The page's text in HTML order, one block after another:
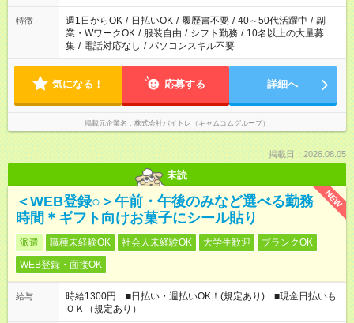
特徴 週1日からOK / 日払いOK / 履歴書不要 / 40～50代活躍中 / 副
業・WワークOK / 服装自由 / シフト勤務 / 10名以上の大量募
集 / 電話対応なし / パソコンスキル不要
気になる！ 応募する 詳細へ
掲載元企業名 株式会社バイトレ（キャムコムグループ）
掲載日：2026.08.05
未読
NEW
＜WEB登録○＞午前・午後のみなど選べる勤務
時間＊ギフト向けお菓子にシール貼り
派遣 職種未経験OK 社会人未経験OK 大学生歓迎
ブランクOK
WEB登録・面接OK
給与
時給1300円 ■日払い・週払いOK！(規定あり) ■現金日払いも
ＯＫ（規定あり）